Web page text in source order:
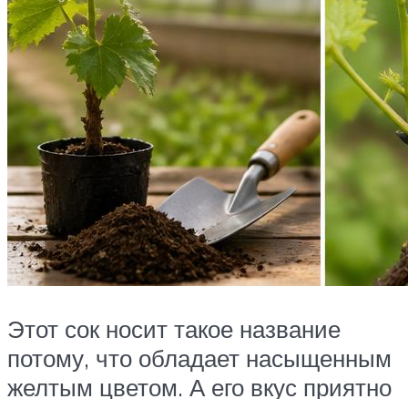
Этот сок носит такое название
потому, что обладает насыщенным
желтым цветом. А его вкус приятно